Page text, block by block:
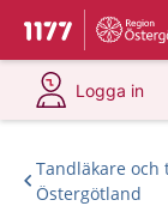
Till startsidan
Du har
Logga in
på
Tandläkare
Östergötland